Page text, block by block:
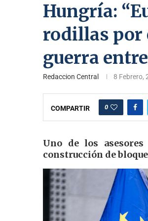
Hungría:
rodillas por
guerra
Redaccion Central 8 Febrero,
COMPARTIR 0
Uno de los
construcción de